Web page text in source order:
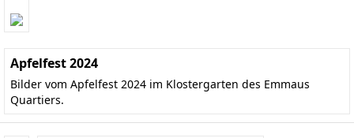
Apfelfest 2024
Bilder vom Apfelfest 2024 im Klostergarten des Emmaus
Quartiers.